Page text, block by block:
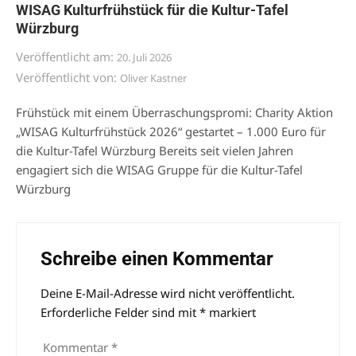
WISAG Kulturfrühstück für die Kultur-Tafel
Würzburg
Veröffentlicht am: 20. Juli 2026
Veröffentlicht von: Oliver Kastner
Frühstück mit einem Überraschungspromi: Charity Aktion
„WISAG Kulturfrühstück 2026“ gestartet – 1.000 Euro für
die Kultur-Tafel Würzburg Bereits seit vielen Jahren
engagiert sich die WISAG Gruppe für die Kultur-Tafel
Würzburg
Schreibe einen Kommentar
Deine E-Mail-Adresse wird nicht veröffentlicht.
Erforderliche Felder sind mit * markiert
Kommentar *
Alternative: